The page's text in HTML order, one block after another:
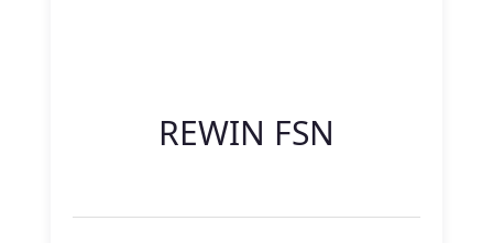
REWIN FSN